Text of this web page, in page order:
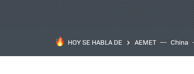
HOY SE HABLA DE AEMET China